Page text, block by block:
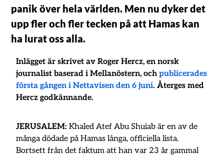
panik över hela världen. Men nu dyker det
upp fler och fler tecken på att Hamas kan
ha lurat oss alla.
Inlägget är skrivet av Roger Hercz, en norsk
journalist baserad i Mellanöstern, ochpublicerades
första gången i Nettavisen den 6 juni. Återges med
Hercz godkännande.
JERUSALEM: Khaled Atef Abu Shuiab är en av de
många dödade på Hamas långa, officiella lista.
Bortsett från det faktum att han var 23 år gammal